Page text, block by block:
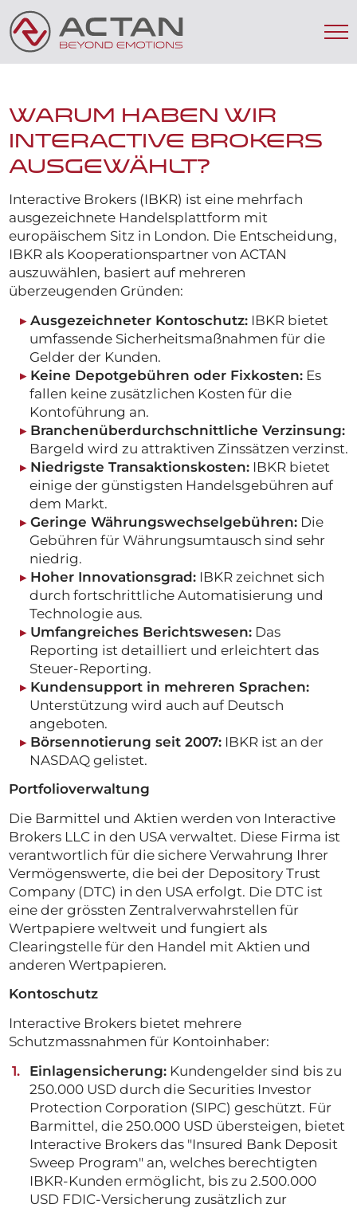
Warum haben wir
Interactive Brokers
ausgewählt?
Interactive Brokers (IBKR) ist eine mehrfach
ausgezeichnete Handelsplattform mit
europäischem Sitz in London. Die Entscheidung,
IBKR als Kooperationspartner von ACTAN
auszuwählen, basiert auf mehreren
überzeugenden Gründen:
Ausgezeichneter Kontoschutz:IBKR bietet
umfassende Sicherheitsmaßnahmen für die
Gelder der Kunden.
Keine Depotgebühren oder Fixkosten:Es
fallen keine zusätzlichen Kosten für die
Kontoführung an.
Branchenüberdurchschnittliche Verzinsung:
Bargeld wird zu attraktiven Zinssätzen verzinst.
Niedrigste Transaktionskosten:IBKR bietet
einige der günstigsten Handelsgebühren auf
dem Markt.
Geringe Währungswechselgebühren:Die
Gebühren für Währungsumtausch sind sehr
niedrig.
Hoher Innovationsgrad:IBKR zeichnet sich
durch fortschrittliche Automatisierung und
Technologie aus.
Umfangreiches Berichtswesen:Das
Reporting ist detailliert und erleichtert das
Steuer-Reporting.
Kundensupport in mehreren Sprachen:
Unterstützung wird auch auf Deutsch
angeboten.
Börsennotierung seit 2007:IBKR ist an der
NASDAQ gelistet.
Portfolioverwaltung
Die Barmittel und Aktien werden von Interactive
Brokers LLC in den USA verwaltet. Diese Firma ist
verantwortlich für die sichere Verwahrung Ihrer
Vermögenswerte, die bei der Depository Trust
Company (DTC) in den USA erfolgt. Die DTC ist
eine der grössten Zentralverwahrstellen für
Wertpapiere weltweit und fungiert als
Clearingstelle für den Handel mit Aktien und
anderen Wertpapieren.
Kontoschutz
Interactive Brokers bietet mehrere
Schutzmassnahmen für Kontoinhaber:
Einlagensicherung:Kundengelder sind bis zu
250.000 USD durch die Securities Investor
Protection Corporation (SIPC) geschützt. Für
Barmittel, die 250.000 USD übersteigen, bietet
Interactive Brokers das "Insured Bank Deposit
Sweep Program" an, welches berechtigten
IBKR-Kunden ermöglicht, bis zu 2.500.000
USD FDIC-Versicherung zusätzlich zur